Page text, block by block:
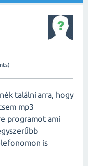
találni arra, hogy
mp3
programot ami
is